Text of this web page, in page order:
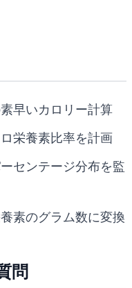
早いカロリー計算
栄養素比率を計画
センテージ分布を監
素のグラム数に変換
問